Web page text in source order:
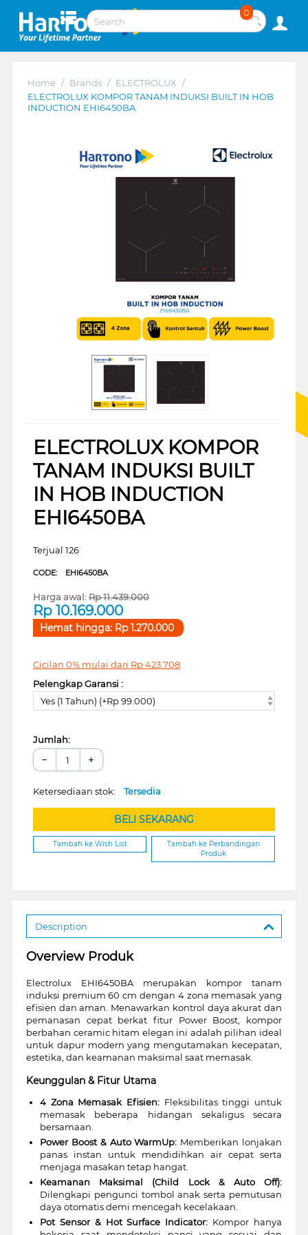
0
Home / Brands / ELECTROLUX /
ELECTROLUX KOMPOR TANAM INDUKSI BUILT IN HOB
INDUCTION EHI6450BA
ELECTROLUX KOMPOR
TANAM INDUKSI BUILT
IN HOB INDUCTION
EHI6450BA
Terjual 126
CODE: EHI6450BA
Harga awal:Rp11.439.000
Rp 10.169.000
Hemat hingga: Rp1.270.000
Cicilan 0% mulai dari Rp423.708
Pelengkap Garansi :
Yes (1 Tahun) (+Rp 99.000)
Jumlah:
− +
Ketersediaan stok: Tersedia
BELI SEKARANG
Tambah ke Wish List
Tambah ke Perbandingan
Produk
Description
Overview Produk
Electrolux EHI6450BA merupakan kompor tanam
induksi premium 60 cm dengan 4 zona memasak yang
efisien dan aman. Menawarkan kontrol daya akurat dan
pemanasan cepat berkat fitur Power Boost, kompor
berbahan ceramic hitam elegan ini adalah pilihan ideal
untuk dapur modern yang mengutamakan kecepatan,
estetika, dan keamanan maksimal saat memasak.
Keunggulan & Fitur Utama
4 Zona Memasak Efisien: Fleksibilitas tinggi untuk
memasak beberapa hidangan sekaligus secara
bersamaan.
Power Boost & Auto WarmUp: Memberikan lonjakan
panas instan untuk mendidihkan air cepat serta
menjaga masakan tetap hangat.
Keamanan Maksimal (Child Lock & Auto Off):
Dilengkapi pengunci tombol anak serta pemutusan
daya otomatis demi mencegah kecelakaan.
Pot Sensor & Hot Surface Indicator: Kompor hanya